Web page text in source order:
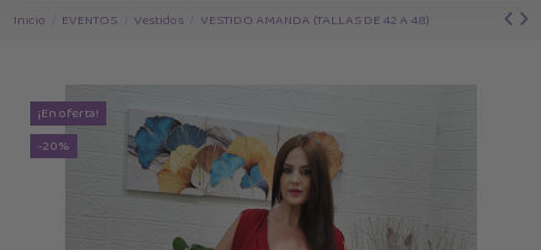
Inicio EVENTOS Vestidos VESTIDO AMANDA (TALLAS DE 42 A 48)
¡En oferta!
-20%